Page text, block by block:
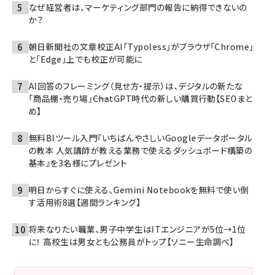
なぜ経営者は、マーケティング部門の報告に納得できないの
か？
朝日新聞社の文章校正AI「Typoless」がブラウザ「Chrome」
と「Edge」上でも校正が可能に
AI回答のフレーミング（見せ方・提示）は、デジタルの新たな
「商品棚・売り場」――ChatGPT時代の新しい購買行動【SEOまと
め】
無料BIツール入門『いちばんやさしいGoogleデータポータル
の教本 人気講師が教える業務で使えるダッシュボード構築の
基本』を3名様にプレゼント
明日からすぐに使える、Gemini Notebookを無料で使い倒
す活用術8選【週間ランキング】
将来なりたい職業、男子中学生はITエンジニアが5位→1位
に！ 高校生は男女とも公務員がトップ【ソニー生命調べ】